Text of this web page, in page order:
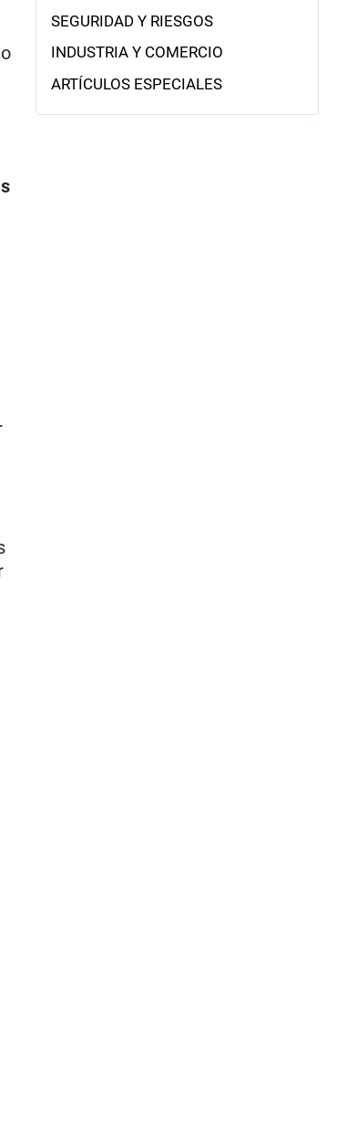
o
SEGURIDAD Y RIESGOS
INDUSTRIA Y COMERCIO
ARTÍCULOS ESPECIALES